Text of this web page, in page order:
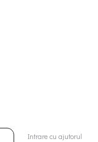
Intrare cu ajutorul